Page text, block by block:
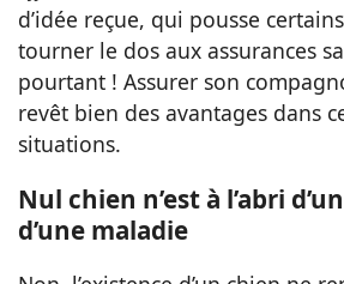
d’idée reçue, qui pousse
tourner le dos aux assurances
pourtant ! Assurer son
revêt bien des avantages dans
situations.
Nul chien n’est à l’abri
d’une maladie